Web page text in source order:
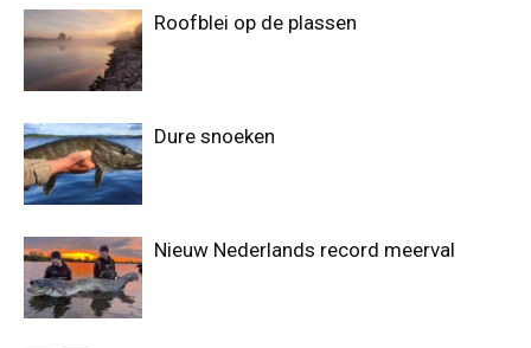
Roofblei op de plassen
Dure snoeken
Nieuw Nederlands record meerval